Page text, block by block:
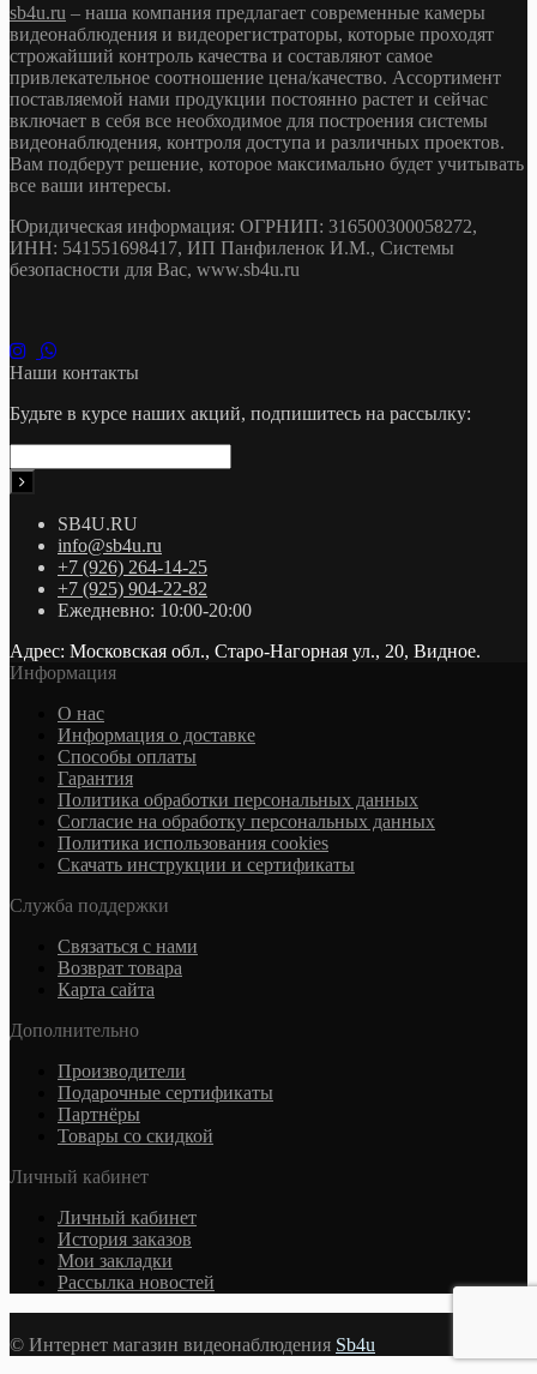
sb4u.ru – наша компания предлагает современные камеры
видеонаблюдения и видеорегистраторы, которые проходят
строжайший контроль качества и составляют самое
привлекательное соотношение цена/качество. Ассортимент
поставляемой нами продукции постоянно растет и сейчас
включает в себя все необходимое для построения системы
видеонаблюдения, контроля доступа и различных проектов.
Вам подберут решение, которое максимально будет учитывать
все ваши интересы.
Юридическая информация: ОГРНИП: 316500300058272,
ИНН: 541551698417, ИП Панфиленок И.М., Системы
безопасности для Вас, www.sb4u.ru
Наши контакты
Будьте в курсе наших акций, подпишитесь на рассылку:
SB4U.RU
info@sb4u.ru
+7 (926) 264-14-25
+7 (925) 904-22-82
Ежедневно: 10:00-20:00
Адрес: Московская обл., Старо-Нагорная ул., 20, Видное.
Информация
О нас
Информация о доставке
Cпособы оплаты
Гарантия
Политика обработки персональных данных
Согласие на обработку персональных данных
Политика использования cookies
Скачать инструкции и сертификаты
Служба поддержки
Связаться с нами
Возврат товара
Карта сайта
Дополнительно
Производители
Подарочные сертификаты
Партнёры
Товары со скидкой
Личный кабинет
Личный кабинет
История заказов
Мои закладки
Рассылка новостей
© Интернет магазин видеонаблюдения Sb4u